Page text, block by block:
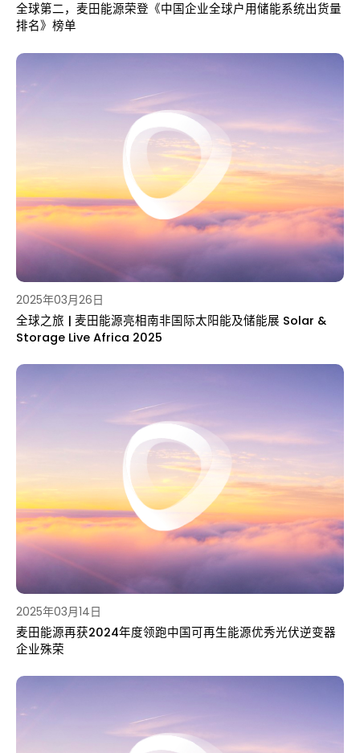
全球第二，麦田能源荣登《中国企业全球户用储能系统出货量
排名》榜单
2025年03月26日
全球之旅 | 麦田能源亮相南非国际太阳能及储能展 Solar &
Storage Live Africa 2025
2025年03月14日
麦田能源再获2024年度领跑中国可再生能源优秀光伏逆变器
企业殊荣